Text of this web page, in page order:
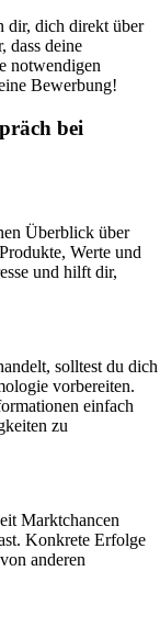
dir, dich direkt über
dass deine
notwendigen
Bewerbung!
bei
Überblick über
Werte und
und hilft dir,
solltest du dich
vorbereiten.
einfach
zu
Marktchancen
Konkrete Erfolge
anderen